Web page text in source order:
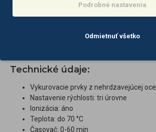
a jednoduchému používaniuje ideálnou
Technické údaje:
Vykurovacie prvky z nehrdzavejúcej
Nastavenie rýchlosti: tri úrovne
Ionizácia: áno
Teplota: do 70 °C
Časovač: 0-60 min
Podrobné nastavenia
Odmietnuť všetko